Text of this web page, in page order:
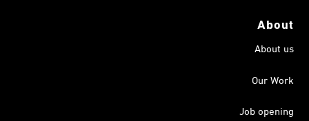
About
About us
Our Work
Job opening